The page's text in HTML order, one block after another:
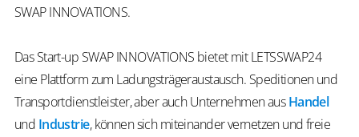
SWAP INNOVATIONS.
Das Start-up SWAP INNOVATIONS bietet mit LETSSWAP24
eine Plattform zum Ladungsträgeraustausch. Speditionen und
Transportdienstleister, aber auch Unternehmen ausHandel
und Industrie, können sich miteinander vernetzen und freie